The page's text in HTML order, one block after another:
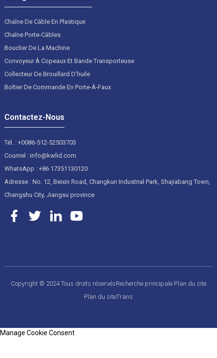
Chaîne De Câble En Plastique
Chaîne Porte-Câbles
Bouclier De La Machine
Convoyeur À Copeaux Et Bande Transporteuse
Collecteur De Brouillard D'huile
Boîtier De Commande En Porte-À-Faux
Contactez-Nous
Tél. : +0086-512-52503703
Courriel : info@kwlid.com
WhatsApp : +86 17351130120
Adresse : No. 12, Beixin Road, Changkun Industrial Park, Shajiabang Town,
Changshu City, Jiangsu province
Copyright © 2024 Tous droits réservésRecherche principale Plan du site
Plan du siteTrans
Manage Cookie Consent